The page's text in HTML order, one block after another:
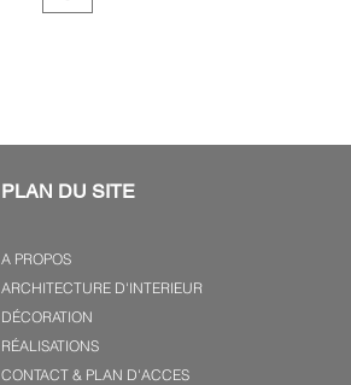
PLAN DU SITE
A PROPOS
ARCHITECTURE D'INTERIEUR
DÉCORATION
RÉALISATIONS
CONTACT & PLAN D'ACCES